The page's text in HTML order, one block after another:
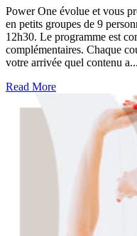
Power One évolue et vous
en petits groupes de 9
12h30. Le programme est
complémentaires. Chaque
votre arrivée quel contenu a...
Read More